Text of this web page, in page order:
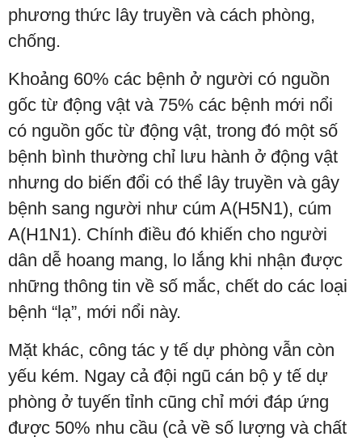
phương thức lây truyền và cách phòng,
chống.
Khoảng 60% các bệnh ở người có nguồn
gốc từ động vật và 75% các bệnh mới nổi
có nguồn gốc từ động vật, trong đó một số
bệnh bình thường chỉ lưu hành ở động vật
nhưng do biến đổi có thể lây truyền và gây
bệnh sang người như cúm A(H5N1), cúm
A(H1N1). Chính điều đó khiến cho người
dân dễ hoang mang, lo lắng khi nhận được
những thông tin về số mắc, chết do các loại
bệnh “lạ”, mới nổi này.
Mặt khác, công tác y tế dự phòng vẫn còn
yếu kém. Ngay cả đội ngũ cán bộ y tế dự
phòng ở tuyến tỉnh cũng chỉ mới đáp ứng
được 50% nhu cầu (cả về số lượng và chất